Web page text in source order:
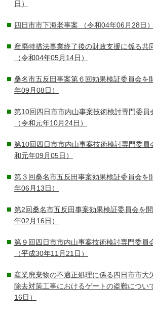
日）
四日市市下海老事案 （令和04年06月28日）
産廃特措法事業終了後の財政支援に係る共
（令和04年05月14日）
桑名市五反田事案第６回効果検証委員会を
年09月08日）
第10回四日市市内山事案技術検討専門委員
（令和元年10月24日）
第10回四日市市内山事案技術検討専門委員
和元年09月05日）
第３回桑名市五反田事案効果検証委員会を
年06月13日）
第2回桑名市五反田事案効果検証委員会を
年02月16日）
第９回四日市市内山事案技術検討専門委員
（平成30年11月21日）
産業廃棄物の不適正処理に係る四日市市大
除去対策工事におけるゲートの盗難につい
16日）